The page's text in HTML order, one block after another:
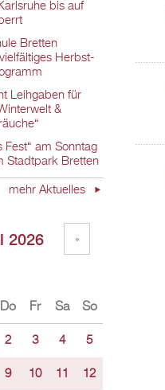
bis auf
Bretten
Herbst-
Leihgaben für
&
Fest“ am Sonntag
Stadtpark Bretten
mehr Aktuelles
2026 »
Do Fr Sa So
2 3 4 5
9 10 11 12